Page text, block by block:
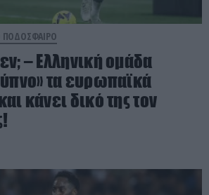
ΠΟΔΟΣΦΑΙΡΟ
– Ελληνική ομάδα
τα ευρωπαϊκά
κάνει δικό της τον